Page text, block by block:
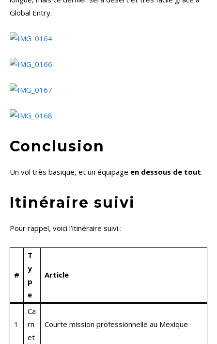
Global Entry.
Conclusion
Un vol très basique, et un équipage en dessous de tout.
Itinéraire suivi
Pour rappel, voici l’itinéraire suivi :
#
T
y
p
e
Article
1
Ca
rn
et
Courte mission professionnelle au Mexique